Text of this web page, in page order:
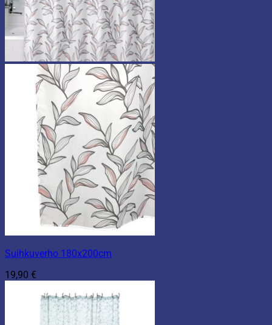
Suihkuverho 180x200cm
19,90 €